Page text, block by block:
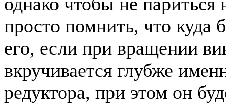
просто помнить, что куда
его, если при вращении
вкручивается глубже
редуктора, при этом он